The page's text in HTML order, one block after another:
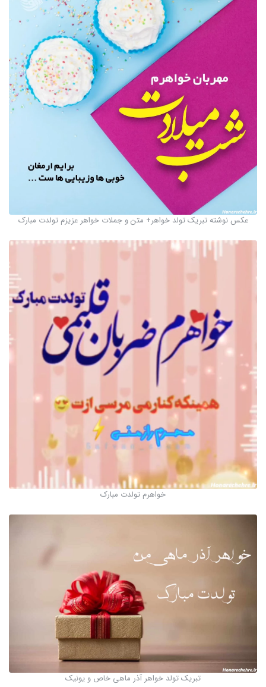
عکس نوشته تبریک تولد خواهر+ متن و جملات خواهر عزیزم تولدت مبارک
خواهرم تولدت مبارک
تبریک تولد خواهر آذر ماهی خاص و یونیک